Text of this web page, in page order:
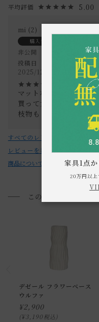
通常配送について
通常配送の場合、お品物
・直射日光を避けてご使用
・本製品の内側には撥水
っては撥水の効果が薄れ
了承ください。
・本製品の底裏には滑り
・食器洗浄機・電子レン
す。
・本製品は職人による手
ます。
・お使いのPC画面等や光
際の商品とで色の見え方が
ください。
5.00
mi 2
購入者
非公開
投稿日
2025/12/09
マットな質感に惹かれ
買って大正解でした。
枝物もとてもぴったり
すべてのレビューを見る
レビューを書く
商品についてのお問い合わせ
このアイテムを見た
デゼール フラワーベース
ウルファ
¥2,900
¥3,190 税込
家具1点か
20万円以上